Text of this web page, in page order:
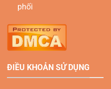
phối
ĐIỀU KHOẢN SỬ DỤNG